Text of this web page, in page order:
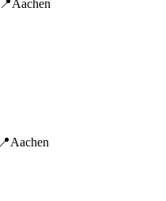
📍Aachen
📍Aachen